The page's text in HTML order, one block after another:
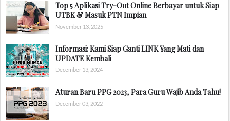
Top 5 Aplikasi Try-Out Online Berbayar untuk Siap
UTBK & Masuk PTN Impian
November 13, 2025
Informasi: Kami Siap Ganti LINK Yang Mati dan
UPDATE Kembali
December 13, 2024
Aturan Baru PPG 2023, Para Guru Wajib Anda Tahu!
December 03, 2022